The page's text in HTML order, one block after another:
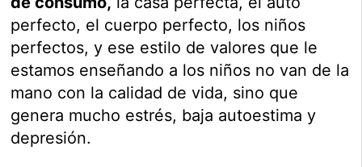
perfecto, el cuerpo perfecto, los niños
perfectos, y ese estilo de valores que le
estamos enseñando a los niños no van de la
mano con la calidad de vida, sino que
genera mucho estrés, baja autoestima y
depresión.